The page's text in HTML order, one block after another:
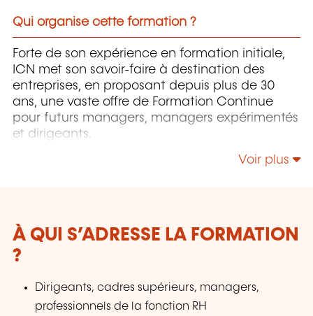
Qui organise cette formation ?
Forte de son expérience en formation initiale,
ICN met son savoir-faire à destination des
entreprises, en proposant depuis plus de 30
ans, une vaste offre de Formation Continue
pour futurs managers, managers expérimentés
et dirigeants.
Voir plus
À QUI S’ADRESSE LA FORMATION
?
Dirigeants, cadres supérieurs, managers,
professionnels de la fonction RH